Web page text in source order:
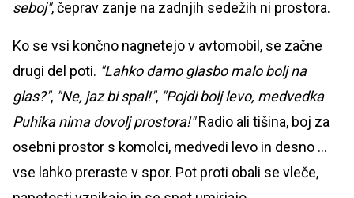
seboj", čeprav zanje na zadnjih sedežih ni prostora.
Ko se vsi končno nagnetejo v avtomobil, se začne
drugi del poti. "Lahko damo glasbo malo bolj na
glas?", "Ne, jaz bi spal!", "Pojdi bolj levo, medvedka
Puhika nima dovolj prostora!"Radio ali tišina, boj za
osebni prostor s komolci, medvedi levo in desno ...
vse lahko preraste v spor. Pot proti obali se vleče,